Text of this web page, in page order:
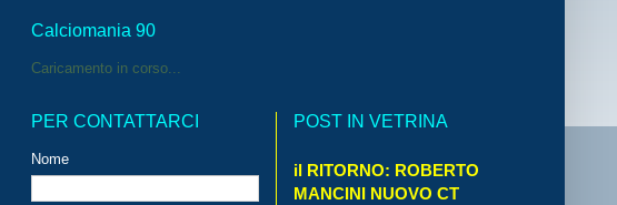
Calciomania 90
Caricamento in corso...
PER CONTATTARCI
Nome
POST IN VETRINA
il RITORNO: ROBERTO
MANCINI NUOVO CT